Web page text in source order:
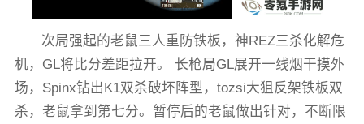
次局强起的老鼠三人重防铁板，神REZ三杀化解危
机，GL将比分差距拉开。 长枪局GL展开一线烟干摸外
场，Spinx钻出K1双杀破坏阵型，tozsi大狙反架铁板双
杀，老鼠拿到第七分。暂停后的老鼠做出针对，不断限